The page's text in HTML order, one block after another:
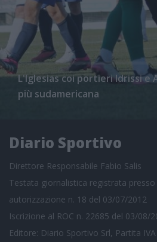
L'Iglesias coi portieri Idrissi e
più sudamericana
Diario Sportivo
Direttore Responsabile Fabio Salis
Testata giornalistica registrata presso
autorizzazione n. 18 del 03/07/2012
Iscrizione al ROC n. 22685 del 03/08/
Editore: Diario Sportivo Srl, Partita